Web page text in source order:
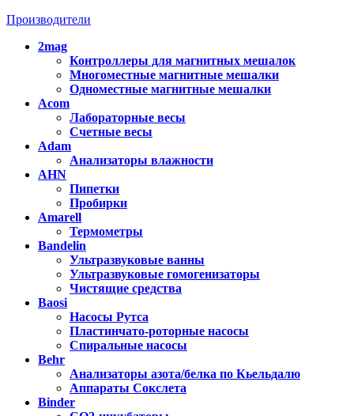
Производители
2mag
Контроллеры для магнитных мешалок
Многоместные магнитные мешалки
Одноместные магнитные мешалки
Acom
Лабораторные весы
Счетные весы
Adam
Анализаторы влажности
AHN
Пипетки
Пробирки
Amarell
Термометры
Bandelin
Ультразвуковые ванны
Ультразвуковые гомогенизаторы
Чистящие средства
Baosi
Насосы Рутса
Пластинчато-роторные насосы
Спиральные насосы
Behr
Анализаторы азота/белка по Кьельдалю
Аппараты Сокслета
Binder